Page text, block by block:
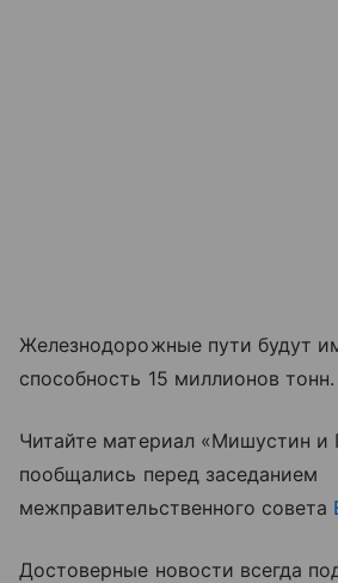
Железнодорожные пути будут
способность 15 миллионов тонн.
Читайте материал «Мишустин и
пообщались перед заседанием
межправительственного совета
Достоверные новости всегда